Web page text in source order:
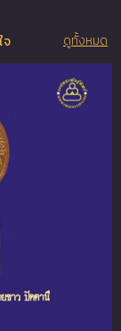
จ ดูทั้งหมด